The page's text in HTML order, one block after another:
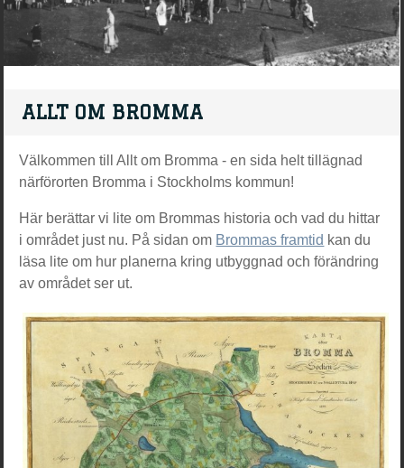
ALLT OM BROMMA
Välkommen till Allt om Bromma - en sida helt tillägnad
närförorten Bromma i Stockholms kommun!
Här berättar vi lite om Brommas historia och vad du hittar
i området just nu. På sidan om Brommas framtid kan du
läsa lite om hur planerna kring utbyggnad och förändring
av området ser ut.